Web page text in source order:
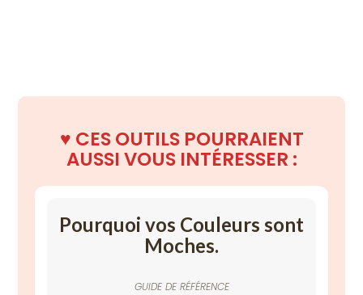
♥️ CES OUTILS POURRAIENT
AUSSIVOUS INTÉRESSER :
Pourquoi vos Couleurs sont
Moches.
GUIDE DE RÉFÉRENCE